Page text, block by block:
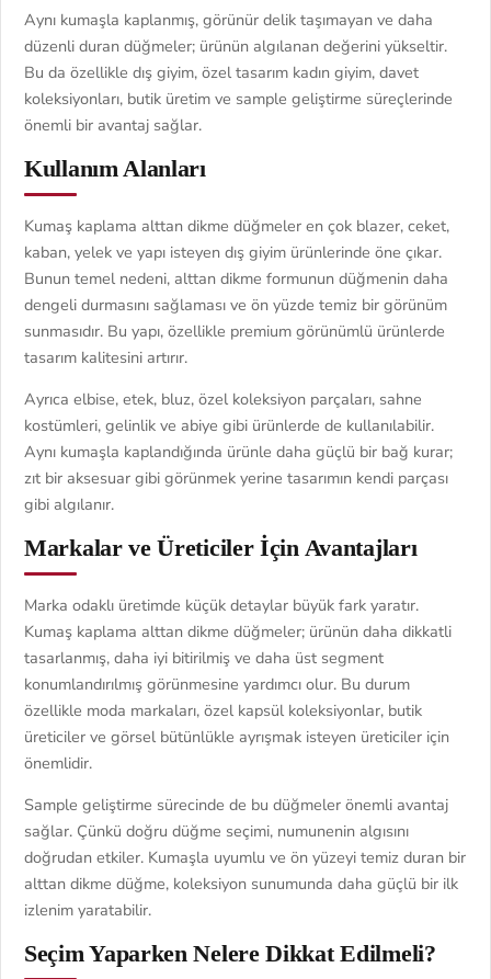
Aynı kumaşla kaplanmış, görünür delik taşımayan ve daha
düzenli duran düğmeler; ürünün algılanan değerini yükseltir.
Bu da özellikle dış giyim, özel tasarım kadın giyim, davet
koleksiyonları, butik üretim ve sample geliştirme süreçlerinde
önemli bir avantaj sağlar.
Kullanım Alanları
Kumaş kaplama alttan dikme düğmeler en çok blazer, ceket,
kaban, yelek ve yapı isteyen dış giyim ürünlerinde öne çıkar.
Bunun temel nedeni, alttan dikme formunun düğmenin daha
dengeli durmasını sağlaması ve ön yüzde temiz bir görünüm
sunmasıdır. Bu yapı, özellikle premium görünümlü ürünlerde
tasarım kalitesini artırır.
Ayrıca elbise, etek, bluz, özel koleksiyon parçaları, sahne
kostümleri, gelinlik ve abiye gibi ürünlerde de kullanılabilir.
Aynı kumaşla kaplandığında ürünle daha güçlü bir bağ kurar;
zıt bir aksesuar gibi görünmek yerine tasarımın kendi parçası
gibi algılanır.
Markalar ve Üreticiler İçin Avantajları
Marka odaklı üretimde küçük detaylar büyük fark yaratır.
Kumaş kaplama alttan dikme düğmeler; ürünün daha dikkatli
tasarlanmış, daha iyi bitirilmiş ve daha üst segment
konumlandırılmış görünmesine yardımcı olur. Bu durum
özellikle moda markaları, özel kapsül koleksiyonlar, butik
üreticiler ve görsel bütünlükle ayrışmak isteyen üreticiler için
önemlidir.
Sample geliştirme sürecinde de bu düğmeler önemli avantaj
sağlar. Çünkü doğru düğme seçimi, numunenin algısını
doğrudan etkiler. Kumaşla uyumlu ve ön yüzeyi temiz duran bir
alttan dikme düğme, koleksiyon sunumunda daha güçlü bir ilk
izlenim yaratabilir.
Seçim Yaparken Nelere Dikkat Edilmeli?